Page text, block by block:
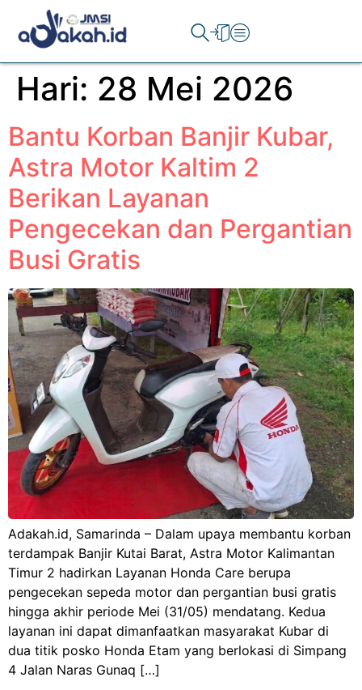
Hari: 28 Mei 2026
Bantu Korban Banjir Kubar,
Astra Motor Kaltim 2
Berikan Layanan
Pengecekan dan Pergantian
Busi Gratis
Adakah.id, Samarinda – Dalam upaya membantu korban
terdampak Banjir Kutai Barat, Astra Motor Kalimantan
Timur 2 hadirkan Layanan Honda Care berupa
pengecekan sepeda motor dan pergantian busi gratis
hingga akhir periode Mei (31/05) mendatang. Kedua
layanan ini dapat dimanfaatkan masyarakat Kubar di
dua titik posko Honda Etam yang berlokasi di Simpang
4 Jalan Naras Gunaq […]